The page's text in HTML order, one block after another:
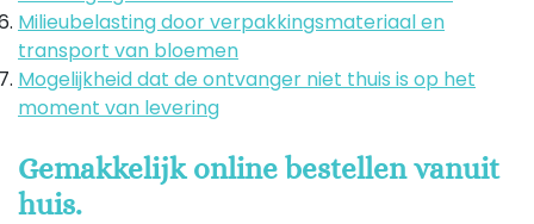
Milieubelasting door verpakkingsmateriaal en
transport van bloemen
Mogelijkheid dat de ontvanger niet thuis is op het
moment van levering
Gemakkelijk online bestellen vanuit
huis.